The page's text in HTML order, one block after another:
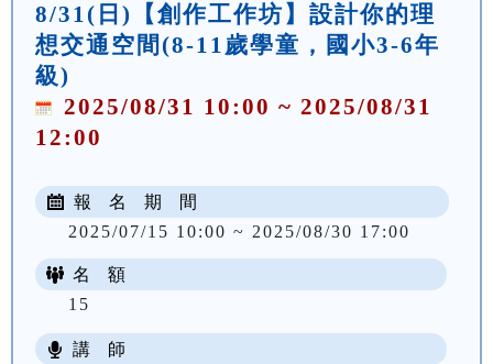
8/31(日)【創作工作坊】設計你的理
想交通空間(8-11歲學童，國小3-6年
級)
2025/08/31 10:00 ~ 2025/08/31
12:00
報 名 期 間
2025/07/15 10:00 ~ 2025/08/30 17:00
名 額
15
講 師